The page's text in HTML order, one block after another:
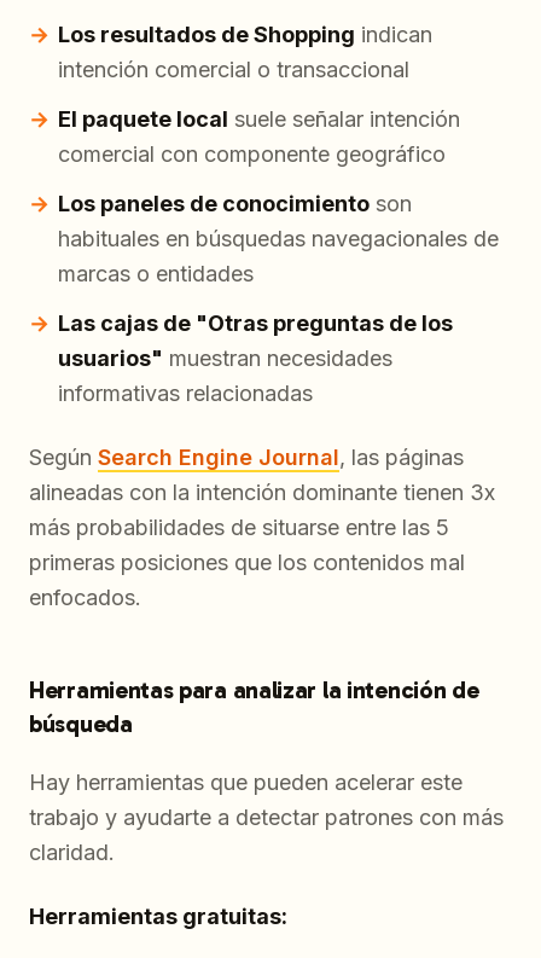
Los resultados de Shopping indican
intención comercial o transaccional
El paquete local suele señalar intención
comercial con componente geográfico
Los paneles de conocimiento son
habituales en búsquedas navegacionales de
marcas o entidades
Las cajas de "Otras preguntas de los
usuarios" muestran necesidades
informativas relacionadas
Según Search Engine Journal, las páginas
alineadas con la intención dominante tienen 3x
más probabilidades de situarse entre las 5
primeras posiciones que los contenidos mal
enfocados.
Herramientas para analizar la intención de
búsqueda
Hay herramientas que pueden acelerar este
trabajo y ayudarte a detectar patrones con más
claridad.
Herramientas gratuitas: